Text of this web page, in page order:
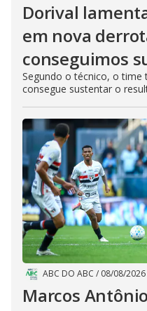
Dorival
em nova
conseguimos
Segundo o técnico, o
consegue sustentar o
ABC DO ABC / 08/08/2026
Marcos